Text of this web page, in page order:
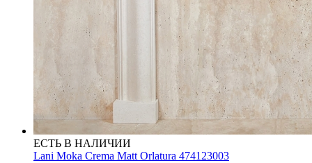
ЕСТЬ В НАЛИЧИИ
Lani Moka Crema Matt Orlatura 474123003